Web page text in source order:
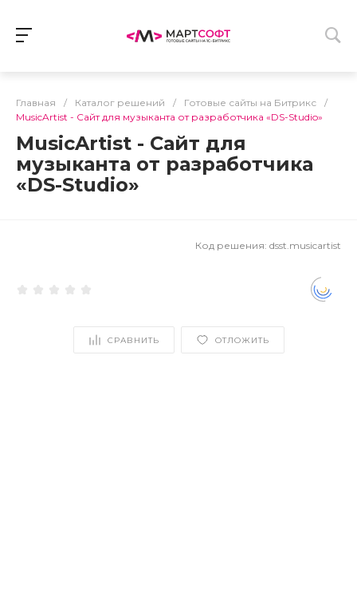
Главная / Каталог решений / Готовые сайты на Битрикс
/
MusicArtist - Сайт для музыканта от разработчика «DS-Studio»
MusicArtist - Сайт для
музыканта от разработчика
«DS-Studio»
Код решения: dsst.musicartist
СРАВНИТЬ ОТЛОЖИТЬ